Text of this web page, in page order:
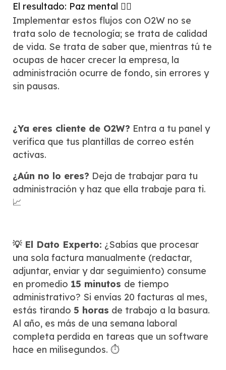
El resultado: Paz mental 🧘‍♂️
Implementar estos flujos con O2W no se
trata solo de tecnología; se trata de calidad
de vida. Se trata de saber que, mientras tú te
ocupas de hacer crecer la empresa, la
administración ocurre de fondo, sin errores y
sin pausas.
¿Ya eres cliente de O2W? Entra a tu panel y
verifica que tus plantillas de correo estén
activas.
¿Aún no lo eres? Deja de trabajar para tu
administración y haz que ella trabaje para ti.
📈
💡 El Dato Experto: ¿Sabías que procesar
una sola factura manualmente (redactar,
adjuntar, enviar y dar seguimiento) consume
en promedio 15 minutos de tiempo
administrativo? Si envías 20 facturas al mes,
estás tirando5 horas de trabajo a la basura.
Al año, es más de una semana laboral
completa perdida en tareas que un software
hace en milisegundos. ⏱️